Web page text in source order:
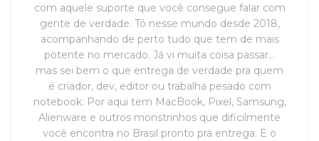
com aquele suporte que você consegue falar com
gente de verdade. Tô nesse mundo desde 2018,
acompanhando de perto tudo que tem de mais
potente no mercado. Já vi muita coisa passar…
mas sei bem o que entrega de verdade pra quem
é criador, dev, editor ou trabalha pesado com
notebook. Por aqui tem MacBook, Pixel, Samsung,
Alienware e outros monstrinhos que dificilmente
você encontra no Brasil pronto pra entrega. E o